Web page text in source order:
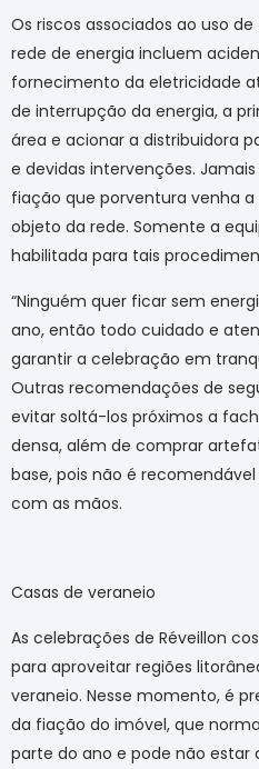
Os riscos associados ao uso
rede de energia incluem
fornecimento da eletricidade
de interrupção da energia, a
área e acionar a distribuidora
e devidas intervenções.
fiação que porventura venha
objeto da rede. Somente a
habilitada para tais
“Ninguém quer ficar sem
ano, então todo cuidado e
garantir a celebração em
Outras recomendações de
evitar soltá-los próximos a
densa, além de comprar
base, pois não é
com as mãos.
Casas de veraneio
As celebrações de Réveillon
para aproveitar regiões
veraneio. Nesse momento, é
da fiação do imóvel, que
parte do ano e pode não